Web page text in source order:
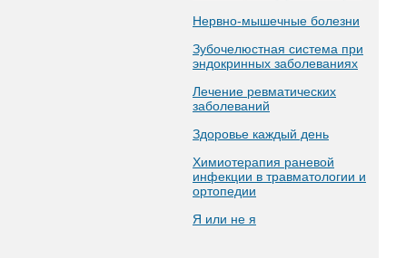
Нервно-мышечные болезни
Зубочелюстная система при
эндокринных заболеваниях
Лечение ревматических
заболеваний
Здоровье каждый день
Химиотерапия раневой
инфекции в травматологии и
ортопедии
Я или не я